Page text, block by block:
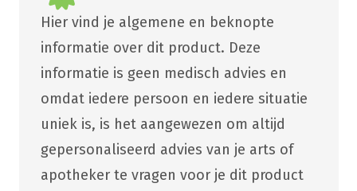
Hier vind je algemene en beknopte
informatie over dit product. Deze
informatie is geen medisch advies en
omdat iedere persoon en iedere situatie
uniek is, is het aangewezen om altijd
gepersonaliseerd advies van je arts of
apotheker te vragen voor je dit product